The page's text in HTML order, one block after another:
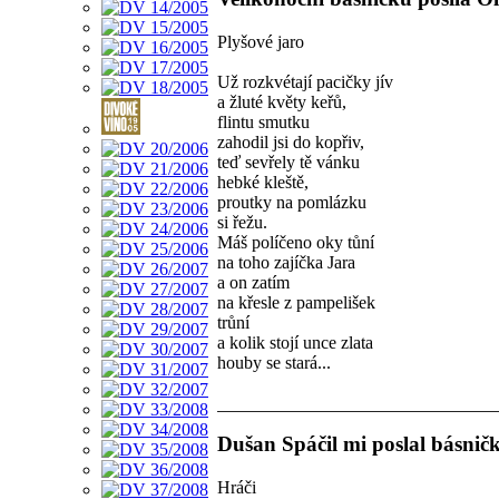
Plyšové jaro
Už rozkvétají pacičky jív
a žluté květy keřů,
flintu smutku
zahodil jsi do kopřiv,
teď sevřely tě vánku
hebké kleště,
proutky na pomlázku
si řežu.
Máš políčeno oky tůní
na toho zajíčka Jara
a on zatím
na křesle z pampelišek
trůní
a kolik stojí unce zlata
houby se stará...
Dušan Spáčil mi poslal
Hráči